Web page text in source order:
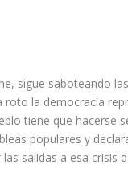
sigue saboteando
roto la democracia
tiene que hacerse
populares y
salidas a esa crisis